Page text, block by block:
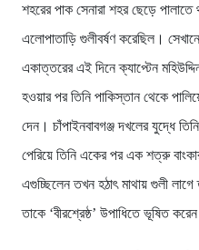
শহরের পাক সেনারা শহর ছেড়ে পালাতে
এলোপাতাড়ি গুলীবর্ষণ করেছিল।
একাত্তরের এই দিনে ক্যাপ্টেন
হওয়ার পর তিনি পাকিস্তান থেকে
দেন। চাঁপাইনবাবগঞ্জ দখলের যুদ্ধে
পেরিয়ে তিনি একের পর এক শত্রু
এগুচ্ছিলেন তখন হঠাৎ মাথায় গুলী লাগে
তাকে ‘বীরশ্রেষ্ঠ’ উপাধিতে ভূষিত